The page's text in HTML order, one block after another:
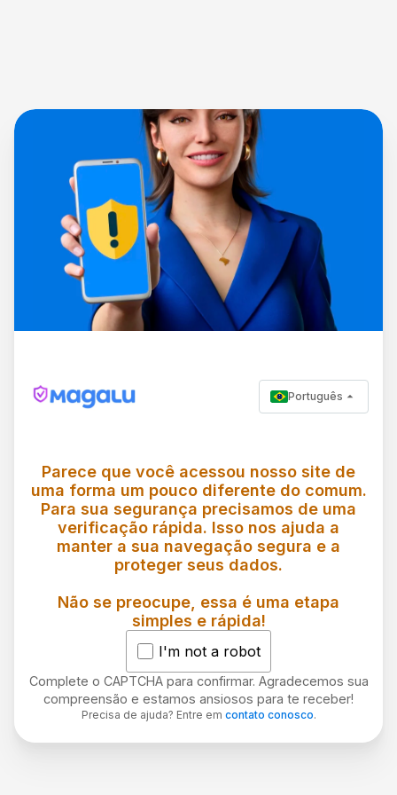
Português
Parece que você acessou nosso site de
uma forma um pouco diferente do comum.
Para sua segurança precisamos de uma
verificação rápida. Isso nos ajuda a
manter a sua navegação segura e a
proteger seus dados.
Não se preocupe, essa é uma etapa
simples e rápida!
I'm not a robot
Complete o CAPTCHA para confirmar. Agradecemos sua
compreensão e estamos ansiosos para te receber!
Precisa de ajuda? Entre em contato conosco.